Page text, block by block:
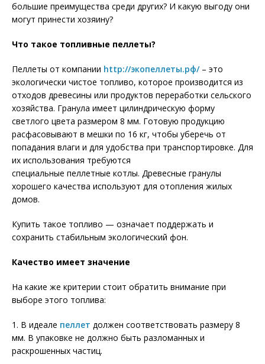
большие преимущества среди других? И какую выгоду они
могут принести хозяину?
Что такое топливные пеллеты?
Пеллеты от компании http://экопеллеты.рф/– это
экологически чистое топливо, которое производится из
отходов древесины или продуктов переработки сельского
хозяйства. Гранула имеет цилиндрическую форму
светлого цвета размером 8 мм. Готовую продукцию
расфасовывают в мешки по 16 кг, чтобы уберечь от
попадания влаги и для удобства при транспортировке. Для
их использования требуются
специальные пеллетные котлы. Древесные гранулы
хорошего качества используют для отопления жилых
домов.
Купить такое топливо — означает поддержать и
сохранить стабильным экологический фон.
Качество имеет значение
На какие же критерии стоит обратить внимание при
выборе этого топлива:
1. В идеале пеллет должен соответствовать размеру 8
мм. В упаковке не должно быть разломанных и
раскрошенных частиц.